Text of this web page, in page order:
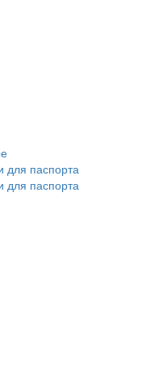
для паспорта
для паспорта